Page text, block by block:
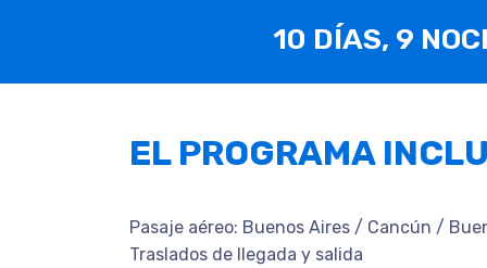
10 DÍAS, 9
EL PROGRAMA
Pasaje aéreo: Buenos Aires / Cancún /
Traslados de llegada y salida